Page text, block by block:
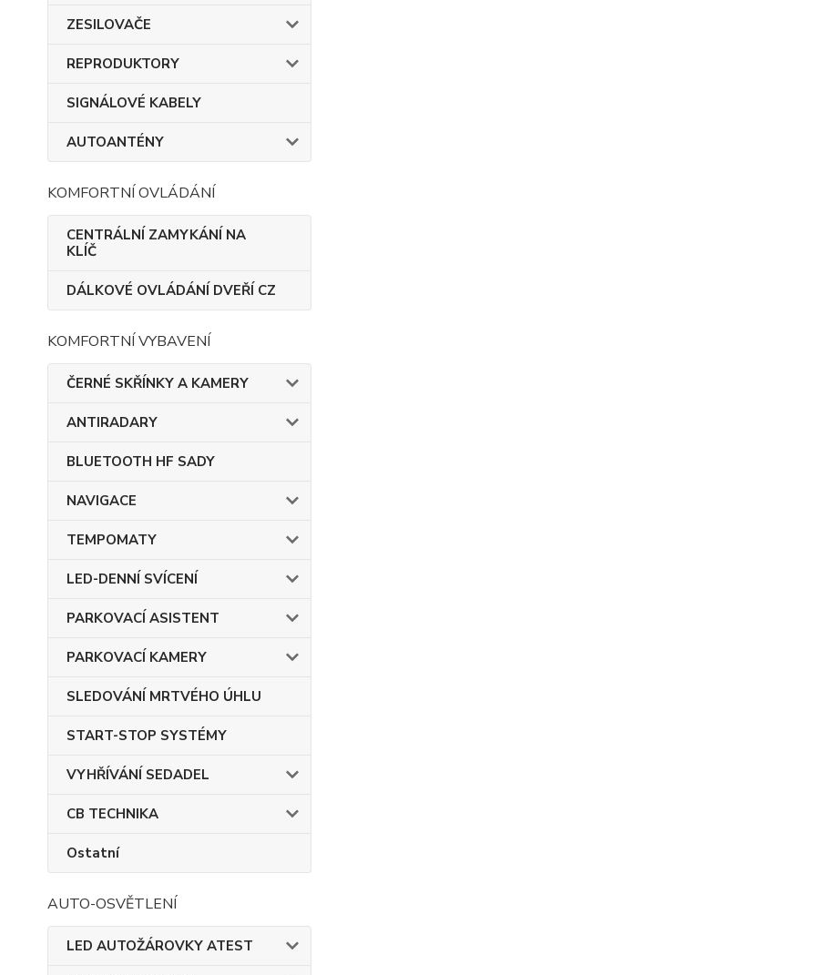
ZESILOVAČE
REPRODUKTORY
SIGNÁLOVÉ KABELY
AUTOANTÉNY
KOMFORTNÍ OVLÁDÁNÍ
CENTRÁLNÍ ZAMYKÁNÍ NA
KLÍČ
DÁLKOVÉ OVLÁDÁNÍ DVEŘÍ CZ
KOMFORTNÍ VYBAVENÍ
ČERNÉ SKŘÍNKY A KAMERY
ANTIRADARY
BLUETOOTH HF SADY
NAVIGACE
TEMPOMATY
LED-DENNÍ SVÍCENÍ
PARKOVACÍ ASISTENT
PARKOVACÍ KAMERY
SLEDOVÁNÍ MRTVÉHO ÚHLU
START-STOP SYSTÉMY
VYHŘÍVÁNÍ SEDADEL
CB TECHNIKA
Ostatní
AUTO-OSVĚTLENÍ
LED AUTOŽÁROVKY ATEST